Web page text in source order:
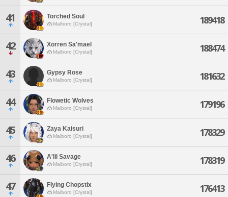
41 Torched Soul
Malboro [Crystal] 189418
42 Xorren Sa'mael
Malboro [Crystal] 188474
43 Gypsy Rose
Malboro [Crystal] 181632
44 Flowetic Wolves
Malboro [Crystal] 179196
45 Zaya Kaisuri
Malboro [Crystal] 178329
46 A'lil Savage
Malboro [Crystal] 178319
47 Flying Chopstix
Malboro [Crystal] 176413